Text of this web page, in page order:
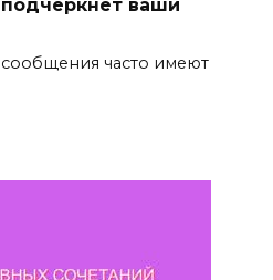
ваши
часто имеют